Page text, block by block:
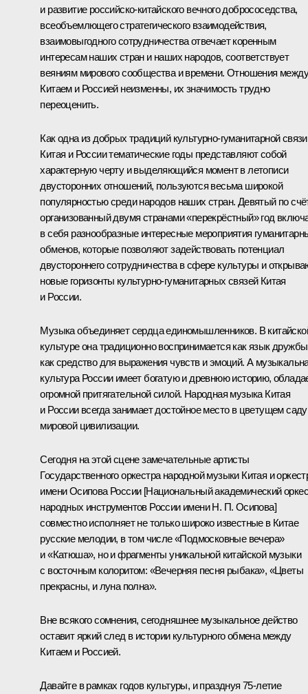
и развитие российско-китайского вечного добрососедства,
всеобъемлющего стратегического взаимодействия,
взаимовыгодного сотрудничества отвечает коренным
интересам наших стран и наших народов, соответствует
веяниям мирового сообщества и времени. Отношения между
Китаем и Россией неизменны, их значимость трудно
переоценить.
Как одна из добрых традиций культурно-гуманитарной связи
Китая и России тематические годы представляют собой
характерную черту и выделяющийся момент в летописи
двусторонних отношений, пользуются весьма широкой
популярностью среди народов наших стран. Девятый по
организованный двумя странами «перекрёстный» год
в себя разнообразные интересные мероприятия
обменов, которые позволяют задействовать потенциал
двустороннего сотрудничества в сфере культуры и
новые горизонты культурно-гуманитарных связей Китая
и России.
Музыка объединяет сердца единомышленников. В
культуре она традиционно воспринимается как язык
как средство для выражения чувств и эмоций. А
культура России имеет богатую и древнюю историю,
огромной притягательной силой. Народная музыка Китая
и России всегда занимает достойное место в цветущем саду
мировой цивилизации.
Сегодня на этой сцене замечательные артисты
Государственного оркестра народной музыки Китая и
имени Осипова России [Национальный академический
народных инструментов России имени Н. П. Осипова]
совместно исполняет не только широко известные в Китае
русские мелодии, в том числе «Подмосковные вечера»
и «Катюша», но и фрагменты уникальной китайской музыки
с восточным колоритом: «Вечерняя песня рыбака», «Цветы
прекрасны, и луна полна».
Вне всякого сомнения, сегодняшнее музыкальное действо
оставит яркий след в истории культурного обмена между
Китаем и Россией.
Давайте в рамках годов культуры, и празднуя 75-летие